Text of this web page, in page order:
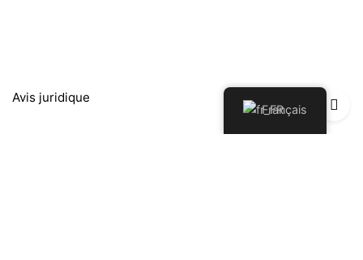
Avis juridique
Français